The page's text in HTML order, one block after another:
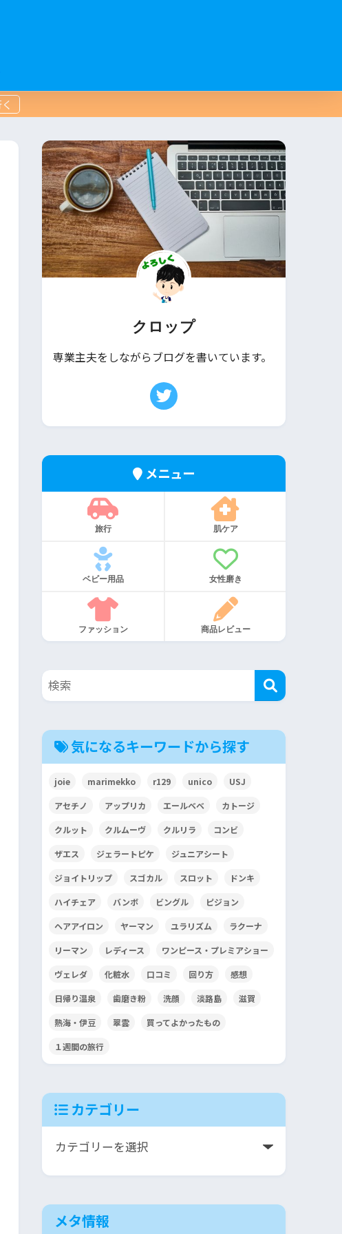
クロップ
専業主夫をしながらブログを書いています。
メニュー
旅行 肌ケア
ベビー用品 女性磨き
ファッション 商品レビュー
気になるキーワードから探す
joie marimekko r129 unico USJ
アセチノ アップリカ エールベベ カトージ
クルット クルムーヴ クルリラ コンビ
ザエス ジェラートピケ ジュニアシート
ジョイトリップ スゴカル スロット ドンキ
ハイチェア バンボ ビングル ピジョン
ヘアアイロン ヤーマン ユラリズム ラクーナ
リーマン レディース ワンピース・プレミアショー
ヴェレダ 化粧水 口コミ 回り方 感想
日帰り温泉 歯磨き粉 洗顔 淡路島 滋賀
熱海・伊豆 翠雲 買ってよかったもの
１週間の旅行
カテゴリー
メタ情報